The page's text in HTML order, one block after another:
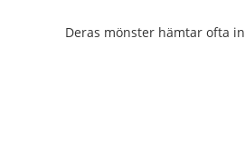
Deras mönster hämtar ofta